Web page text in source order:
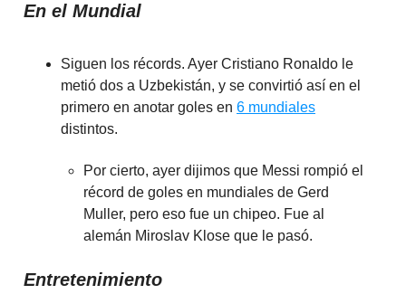
En el Mundial
Siguen los récords. Ayer Cristiano Ronaldo le
metió dos a Uzbekistán, y se convirtió así en el
primero en anotar goles en 6 mundiales
distintos.
Por cierto, ayer dijimos que Messi rompió el
récord de goles en mundiales de Gerd
Muller, pero eso fue un chipeo. Fue al
alemán Miroslav Klose que le pasó.
Entretenimiento